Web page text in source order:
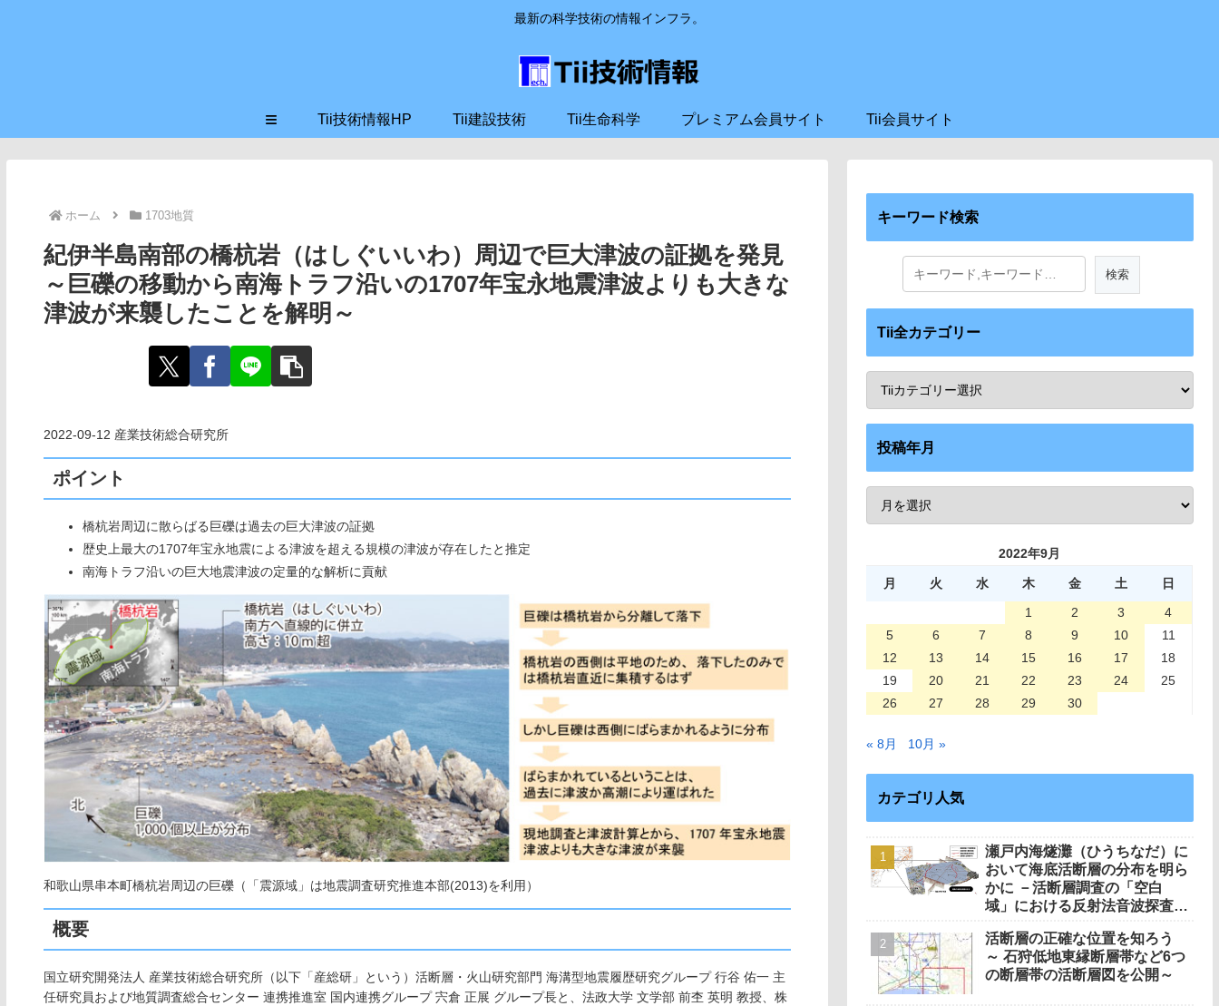
最新の科学技術の情報インフラ。
≡ Tii技術情報HP Tii建設技術 Tii生命科学 プレミアム会員サイト Tii会員サイト
ホーム 1703地質
紀伊半島南部の橋杭岩（はしぐいいわ）周辺で巨大津波の証拠を発見
～巨礫の移動から南海トラフ沿いの1707年宝永地震津波よりも大きな
津波が来襲したことを解明～
2022-09-12 産業技術総合研究所
ポイント
橋杭岩周辺に散らばる巨礫は過去の巨大津波の証拠
歴史上最大の1707年宝永地震による津波を超える規模の津波が存在したと推定
南海トラフ沿いの巨大地震津波の定量的な解析に貢献
和歌山県串本町橋杭岩周辺の巨礫（「震源域」は地震調査研究推進本部(2013)を利用）
概要
国立研究開発法人 産業技術総合研究所（以下「産総研」という）活断層・火山研究部門 海溝型地震履歴研究グループ 行谷 佑一 主
任研究員および地質調査総合センター 連携推進室 国内連携グループ 宍倉 正展 グループ長と、法政大学 文学部 前杢 英明 教授、株
キーワード検索
Tii全カテゴリー
投稿年月
2022年9月
月 火 水 木 金 土
日
1
2 3
4
5
6 7 8 9 10
11
12
13 14 15 16 17
18
19
20 21 22 23 24
25
26
27 28 29 30
« 8月 10月 »
カテゴリ人気
瀬戸内海燧灘（ひうちなだ）に
おいて海底活断層の分布を明ら
かに －活断層調査の「空白
域」における反射法音波探査を
活断層の正確な位置を知ろう
～ 石狩低地東縁断層帯など6つ
の断層帯の活断層図を公開～